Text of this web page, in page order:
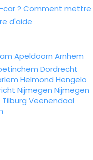
? Comment mettre
d'aide
Apeldoorn Arnhem
Dordrecht
Helmond Hengelo
Nijmegen Nijmegen
Tilburg Veenendaal